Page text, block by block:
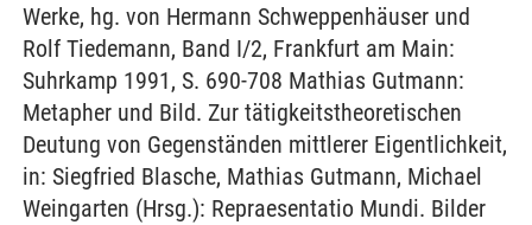
Werke, hg. von Hermann Schweppenhäuser und
Rolf Tiedemann, Band I/2, Frankfurt am Main:
Suhrkamp 1991, S. 690-708 Mathias Gutmann:
Metapher und Bild. Zur tätigkeitstheoretischen
Deutung von Gegenständen mittlerer Eigentlichkeit,
in: Siegfried Blasche, Mathias Gutmann, Michael
Weingarten (Hrsg.): Repraesentatio Mundi. Bilder